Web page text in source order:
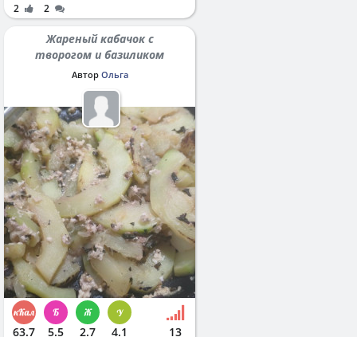
2 2
Жареный кабачок с
творогом и базиликом
Автор Ольга
63.7 5.5 2.7 4.1 13